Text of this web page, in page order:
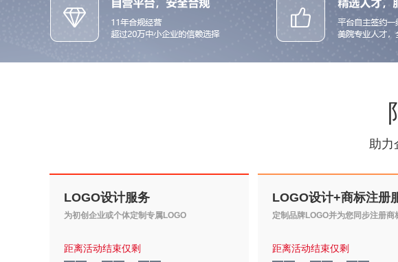
助力
LOGO设计服务
为初创企业或个体定制专属LOGO
距离活动结束仅剩
2
3
2 3
LOGO设计+商标注册
定制品牌LOGO并为您同步注册商
距离活动结束仅剩
2
3
1 9